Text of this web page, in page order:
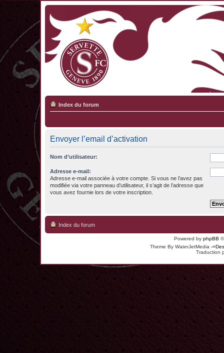
Index du forum
Envoyer l’email d’activation
Nom d’utilisateur:
Adresse e-mail:
Adresse e-mail associée à votre compte. Si vous ne l’avez pas
modifiée via votre panneau d’utilisateur, il s’agit de l’adresse que
vous avez fournie lors de votre inscription.
Index du forum
Powered by phpBB
Theme By WaterJetMedia -
Traduction